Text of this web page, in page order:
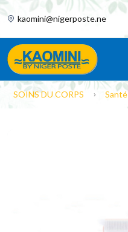
kaomini@nigerposte.ne
SOINS DU CORPS Santé